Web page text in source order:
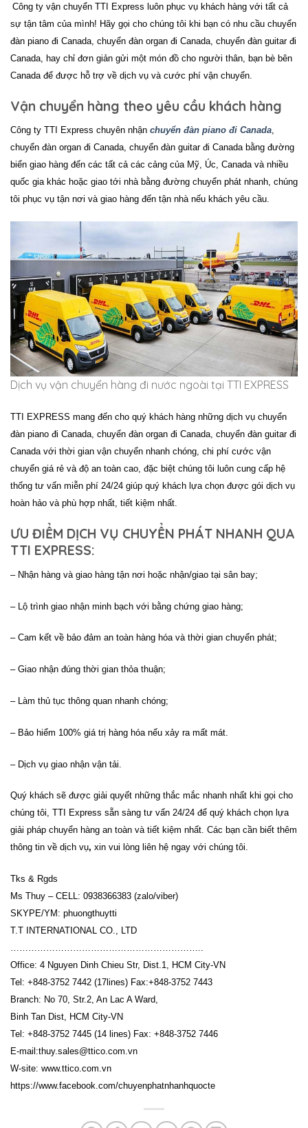
Công ty vận chuyển TTI Express luôn phục vụ khách hàng với tất cả
sự tận tâm của mình! Hãy gọi cho chúng tôi khi bạn có nhu cầu chuyển
đàn piano đi Canada, chuyển đàn organ đi Canada, chuyển đàn guitar đi
Canada , hay chỉ đơn giản gửi một món đồ cho người thân, bạn bè bên
Canada để được hỗ trợ về dịch vụ và cước phí vận chuyển.
Vận chuyển hàng theo yêu cầu khách hàng
Công ty TTI Express chuyên nhận chuyển đàn piano đi Canada,
chuyển đàn organ đi Canada, chuyển đàn guitar đi Canadabằng đường
biển giao hàng đến các tất cả các cảng của Mỹ, Úc, Canada và nhiều
quốc gia khác hoặc giao tới nhà bằng đường chuyển phát nhanh, chúng
tôi phục vụ tận nơi và giao hàng đến tận nhà nếu khách yêu cầu.
Dịch vụ vận chuyển hàng đi nước ngoài tại TTI EXPRESS
TTI EXPRESS mang đến cho quý khách hàng những dịch vụ chuyển
đàn piano đi Canada, chuyển đàn organ đi Canada, chuyển đàn guitar đi
Canadavới thời gian vận chuyển nhanh chóng, chi phí cước vận
chuyển giá rẻ và độ an toàn cao, đặc biệt chúng tôi luôn cung cấp hệ
thống tư vấn miễn phí 24/24 giúp quý khách lựa chọn được gói dịch vụ
hoàn hảo và phù hợp nhất, tiết kiệm nhất.
ƯU ĐIỂM DỊCH VỤ CHUYỂN PHÁT NHANH QUA
TTI EXPRESS:
– Nhận hàng và giao hàng tận nơi hoặc nhận/giao tại sân bay;
– Lộ trình giao nhận minh bạch với bằng chứng giao hàng;
– Cam kết về bảo đảm an toàn hàng hóa và thời gian chuyển phát;
– Giao nhận đúng thời gian thỏa thuận;
– Làm thủ tục thông quan nhanh chóng;
– Bảo hiểm 100% giá trị hàng hóa nếu xảy ra mất mát.
– Dịch vụ giao nhận vận tải.
Quý khách sẽ được giải quyết những thắc mắc nhanh nhất khi gọi cho
chúng tôi, TTI Express sẵn sàng tư vấn 24/24 để quý khách chọn lựa
giải pháp chuyển hàng an toàn và tiết kiệm nhất. Các bạn cần biết thêm
thông tin về dịch vụ, xin vui lòng liên hệ ngay với chúng tôi.
Tks & Rgds
Ms Thuy – CELL: 0938366383 (zalo/viber)
SKYPE/YM: phuongthuytti
T.T INTERNATIONAL CO., LTD
………………………………………………………..
Office: 4 Nguyen Dinh Chieu Str, Dist.1, HCM City-VN
Tel: +848-3752 7442 (17lines) Fax:+848-3752 7443
Branch: No 70, Str.2, An Lac A Ward,
Binh Tan Dist, HCM City-VN
Tel: +848-3752 7445 (14 lines) Fax: +848-3752 7446
E-mail:thuy.sales@ttico.com.vn
W-site: www.ttico.com.vn
https://www.facebook.com/chuyenphatnhanhquocte